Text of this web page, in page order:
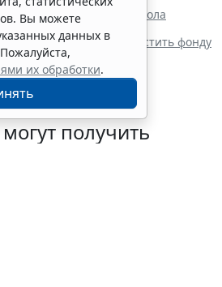
заполнения протокола
труда
работодателя возместить фонду
получить
Вы можете
данных в
их обработки.